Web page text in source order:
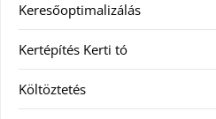
Keresőoptimalizálás
Kertépítés Kerti tó
Költöztetés